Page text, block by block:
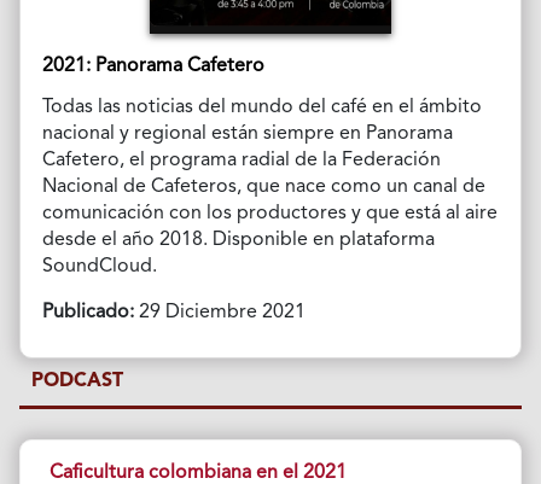
2021: Panorama Cafetero
Todas las noticias del mundo del café en el ámbito
nacional y regional están siempre en Panorama
Cafetero, el programa radial de la Federación
Nacional de Cafeteros, que nace como un canal de
comunicación con los productores y que está al aire
desde el año 2018. Disponible en plataforma
SoundCloud.
Publicado:29 Diciembre 2021
PODCAST
Caficultura colombiana en el 2021